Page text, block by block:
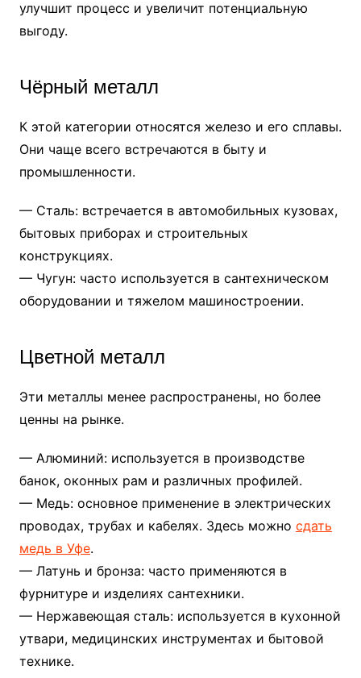
улучшит процесс и увеличит потенциальную
выгоду.
Чёрный металл
К этой категории относятся железо и его сплавы.
Они чаще всего встречаются в быту и
промышленности.
— Сталь: встречается в автомобильных кузовах,
бытовых приборах и строительных
конструкциях.
— Чугун: часто используется в сантехническом
оборудовании и тяжелом машиностроении.
Цветной металл
Эти металлы менее распространены, но более
ценны на рынке.
— Алюминий: используется в производстве
банок, оконных рам и различных профилей.
— Медь: основное применение в электрических
проводах, трубах и кабелях. Здесь можно сдать
медь в Уфе.
— Латунь и бронза: часто применяются в
фурнитуре и изделиях сантехники.
— Нержавеющая сталь: используется в кухонной
утвари, медицинских инструментах и бытовой
технике.